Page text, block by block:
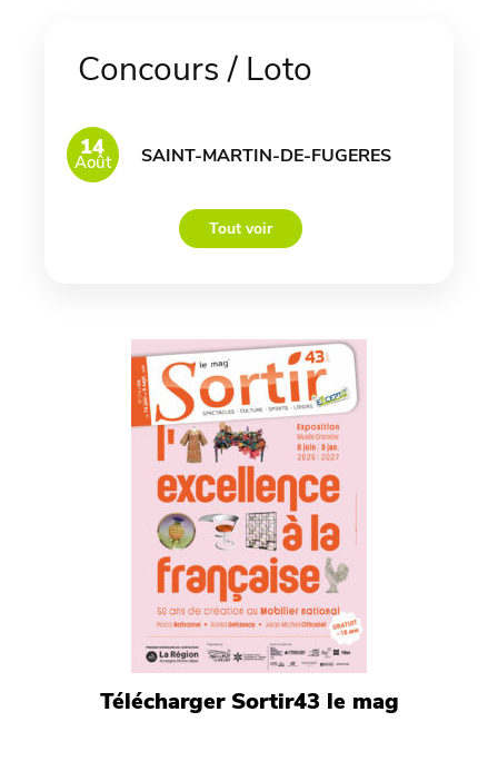
Concours / Loto
14
Août SAINT-MARTIN-DE-FUGERES
Tout voir
Télécharger Sortir43 le mag